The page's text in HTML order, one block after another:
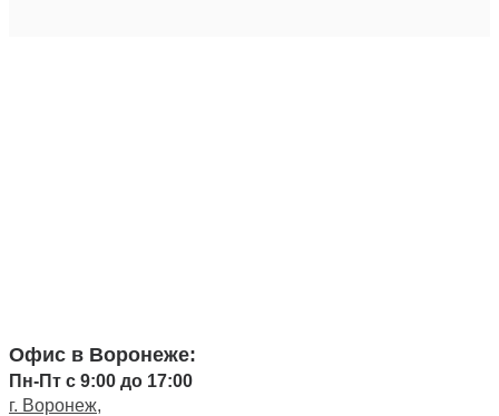
Офис в Воронеже:
Пн-Пт с 9:00 до 17:00
г. Воронеж,